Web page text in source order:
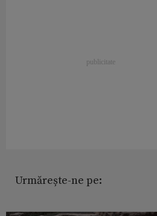
Urmărește-ne pe: